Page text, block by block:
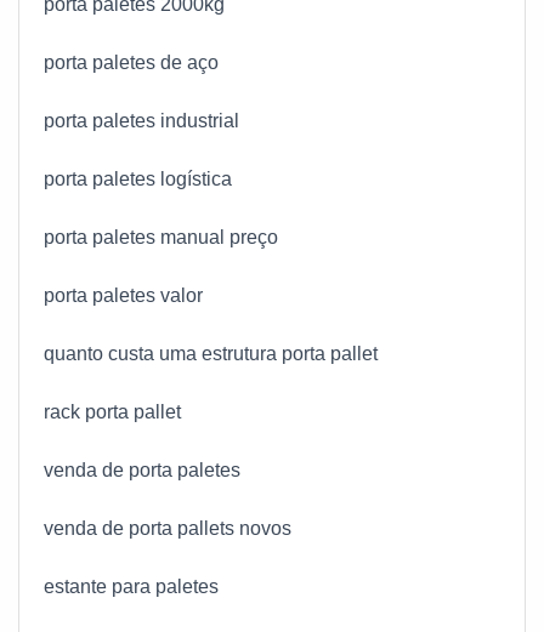
porta paletes de aço
porta paletes industrial
porta paletes logística
porta paletes manual preço
porta paletes valor
quanto custa uma estrutura porta pallet
rack porta pallet
venda de porta paletes
venda de porta pallets novos
estante para paletes